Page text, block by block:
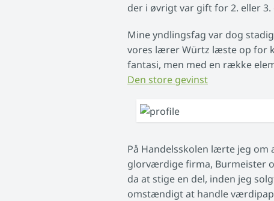
der i øvrigt var gift for 2. eller
Mine yndlingsfag var dog
vores lærer Würtz læste op for
fantasi, men med en række
Den store gevinst
På Handelsskolen lærte jeg om
glorværdige firma, Burmeister
da at stige en del, inden jeg
omstændigt at handle